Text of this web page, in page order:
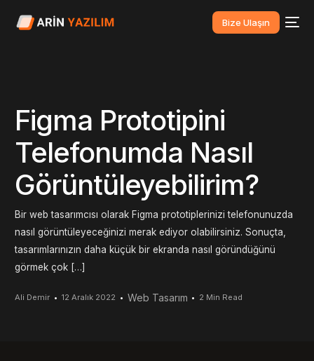
Bize Ulaşın
Figma Prototipini
Telefonumda Nasıl
Görüntüleyebilirim?
Bir web tasarımcısı olarak Figma prototiplerinizi telefonunuzda
nasıl görüntüleyeceğinizi merak ediyor olabilirsiniz. Sonuçta,
tasarımlarınızın daha küçük bir ekranda nasıl göründüğünü
görmek çok […]
Ali Demir 12 Aralık 2022 Web Tasarım 2 Min Read